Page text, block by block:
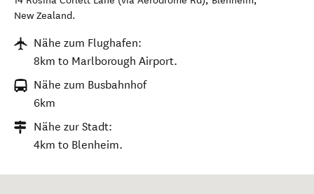
New Zealand.
Nähe zum Flughafen:
8km to Marlborough Airport.
Nähe zum Busbahnhof
6km
Nähe zur Stadt:
4km to Blenheim.